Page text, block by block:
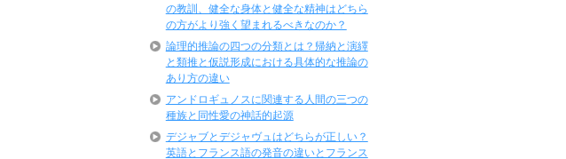
の教訓、健全な身体と健全な精神はどちら
の方がより強く望まれるべきなのか？
論理的推論の四つの分類とは？帰納と演繹
と類推と仮説形成における具体的な推論の
あり方の違い
アンドロギュノスに関連する人間の三つの
種族と同性愛の神話的起源
デジャブとデジャヴュはどちらが正しい？
英語とフランス語の発音の違いとフランス